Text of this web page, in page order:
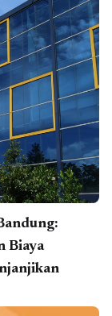
Biaya